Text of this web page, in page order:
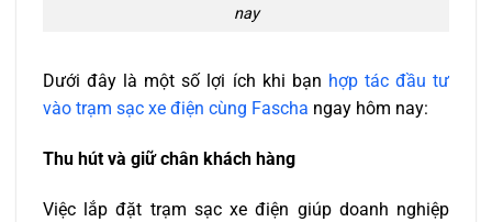
nay
Dưới đây là một số lợi ích khi bạn hợp tác đầu tư
vào trạm sạc xe điện cùng Fascha ngay hôm nay:
Thu hút và giữ chân khách hàng
Việc lắp đặt trạm sạc xe điện giúp doanh nghiệp